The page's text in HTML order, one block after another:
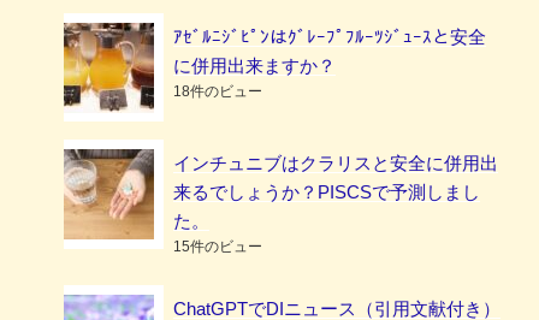
ｱｾﾞﾙﾆｼﾞﾋﾟﾝはｸﾞﾚｰﾌﾟﾌﾙｰﾂｼﾞｭｰｽと安全
に併用出来ますか？
18件のビュー
インチュニブはクラリスと安全に併用出
来るでしょうか？PISCSで予測しまし
た。
15件のビュー
ChatGPTでDIニュース（引用文献付き）